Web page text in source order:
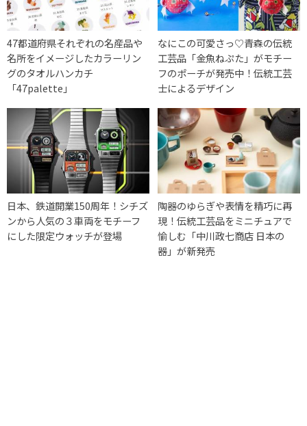
47都道府県それぞれの名産品や
名所をイメージしたカラーリン
グのタオルハンカチ
「47palette」
なにこの可愛さっ♡青森の伝統
工芸品「金魚ねぷた」がモチー
フのポーチが発売中！伝統工芸
士によるデザイン
日本、鉄道開業150周年！シチズ
ンから人気の３車両をモチーフ
にした限定ウォッチが登場
陶器のゆらぎや表情を精巧に再
現！伝統工芸品をミニチュアで
愉しむ「中川政七商店 日本の
器」が新発売